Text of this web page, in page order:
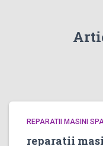
REPARATII MASINI
reparatii